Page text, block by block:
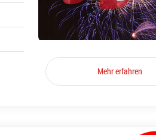
Mehr erfahren